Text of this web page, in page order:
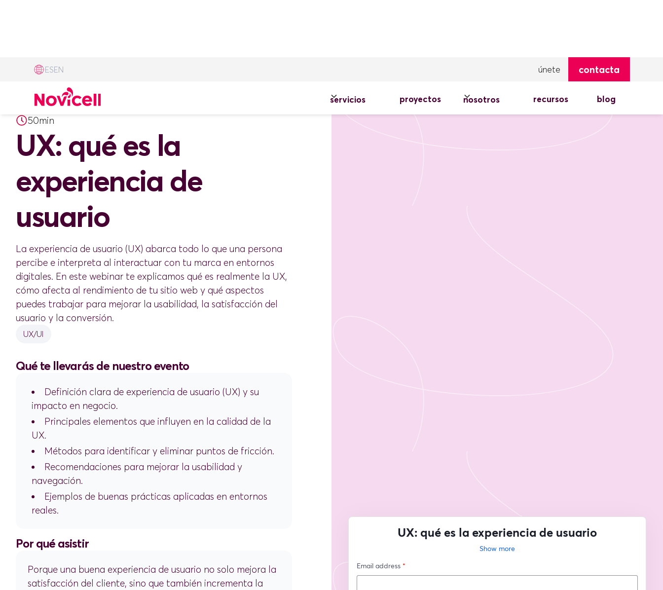
ESEN únete contacta
servicios proyectos nosotros recursos blog
webinar
50min
UX: qué es la
experiencia de
usuario
La experiencia de usuario (UX) abarca todo lo que una persona
percibe e interpreta al interactuar con tu marca en entornos
digitales. En este webinar te explicamos qué es realmente la UX,
cómo afecta al rendimiento de tu sitio web y qué aspectos
puedes trabajar para mejorar la usabilidad, la satisfacción del
usuario y la conversión.
UX/UI
Qué te llevarás de nuestro evento
Definición clara de experiencia de usuario (UX) y su
impacto en negocio.
Principales elementos que influyen en la calidad de la
UX.
Métodos para identificar y eliminar puntos de fricción.
Recomendaciones para mejorar la usabilidad y
navegación.
Ejemplos de buenas prácticas aplicadas en entornos
reales.
Por qué asistir
Porque una buena experiencia de usuario no solo mejora la
satisfacción del cliente, sino que también incrementa la